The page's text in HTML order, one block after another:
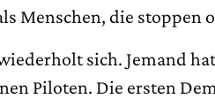
Menschen, die stoppen
sich. Jemand
Piloten. Die ersten